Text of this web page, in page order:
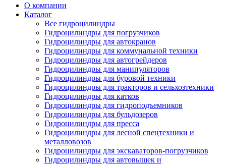
О компании
Каталог
Все гидроцилиндры
Гидроцилиндры для погрузчиков
Гидроцилиндры для автокранов
Гидроцилиндры для коммунальной техники
Гидроцилиндры для автогрейдеров
Гидроцилиндры для манипуляторов
Гидроцилиндры для буровой техники
Гидроцилиндры для тракторов и сельхозтехники
Гидроцилиндры для катков
Гидроцилиндры для гидроподъемников
Гидроцилиндры для бульдозеров
Гидроцилиндры для пресса
Гидроцилиндры для лесной спецтехники и
металловозов
Гидроцилиндры для экскаваторов-погрузчиков
Гидроцилиндры для автовышек и